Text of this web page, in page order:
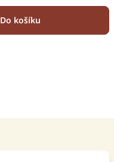
Do košíku